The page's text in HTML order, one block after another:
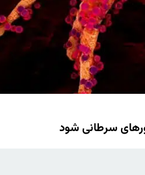
سرطانی شود